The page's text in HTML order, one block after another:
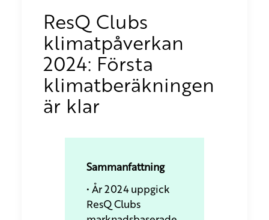
ResQ Clubs
klimatpåverkan
2024: Första
klimatberäkningen
är klar
Sammanfattning
• År 2024 uppgick
ResQ Clubs